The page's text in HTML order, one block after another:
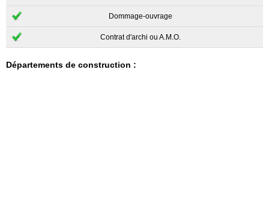
Dommage-ouvrage
Contrat d'archi ou A.M.O.
Départements de construction :